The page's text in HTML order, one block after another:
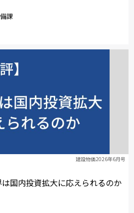
課
建設物価2026年6月号
は国内投資拡大に応えられるのか